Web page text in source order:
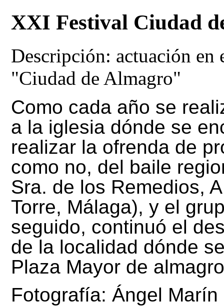
XXI Festival Ciudad
Descripción: actuación
"Ciudad de Almagro"
Como cada año se
a la iglesia dónde se
realizar la ofrenda de
como no, del baile
Sra. de los Remedios,
Torre, Málaga), y el
seguido, continuó el
de la localidad dónde
Plaza Mayor de
Fotografía: Ángel Marín